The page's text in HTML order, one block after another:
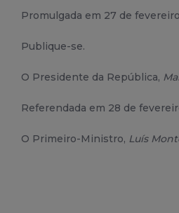
Promulgada em 27 de
Publique-se.
O Presidente da República,
Referendada em 28 de
O Primeiro-Ministro, Luís